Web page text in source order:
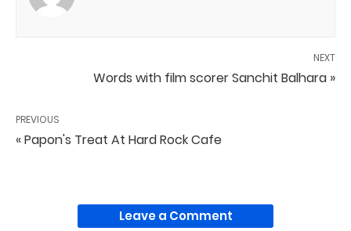
NEXT
Words with film scorer Sanchit Balhara »
PREVIOUS
« Papon's Treat At Hard Rock Cafe
Leave a Comment